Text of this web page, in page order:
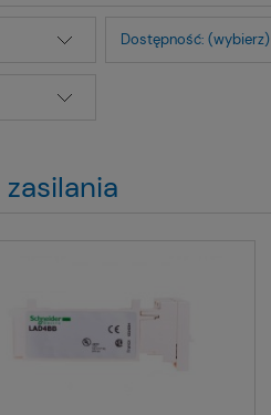
Dostępność: (wybierz)
zasilania